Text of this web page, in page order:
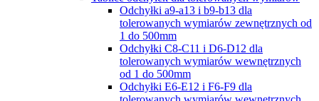
Odchyłki a9-a13 i b9-b13 dla
tolerowanych wymiarów zewnętrznych od
1 do 500mm
Odchyłki C8-C11 i D6-D12 dla
tolerowanych wymiarów wewnętrznych
od 1 do 500mm
Odchyłki E6-E12 i F6-F9 dla